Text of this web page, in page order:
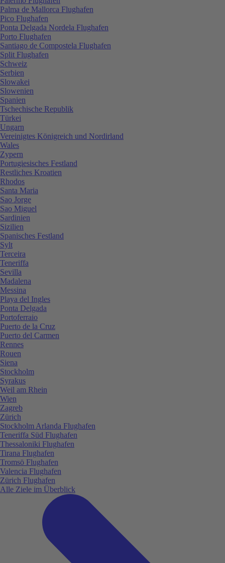
Palma de Mallorca Flughafen
Pico Flughafen
Ponta Delgada Nordela Flughafen
Porto Flughafen
Santiago de Compostela Flughafen
Split Flughafen
Schweiz
Serbien
Slowakei
Slowenien
Spanien
Tschechische Republik
Türkei
Ungarn
Vereinigtes Königreich und Nordirland
Wales
Zypern
Portugiesisches Festland
Restliches Kroatien
Rhodos
Santa Maria
Sao Jorge
Sao Miguel
Sardinien
Sizilien
Spanisches Festland
Sylt
Terceira
Teneriffa
Sevilla
Madalena
Messina
Playa del Ingles
Ponta Delgada
Portoferraio
Puerto de la Cruz
Puerto del Carmen
Rennes
Rouen
Siena
Stockholm
Syrakus
Weil am Rhein
Wien
Zagreb
Zürich
Stockholm Arlanda Flughafen
Teneriffa Süd Flughafen
Thessaloniki Flughafen
Tirana Flughafen
Tromsö Flughafen
Valencia Flughafen
Zürich Flughafen
Alle Ziele im Überblick